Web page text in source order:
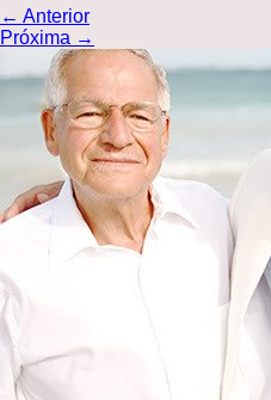
← Anterior
Próxima →